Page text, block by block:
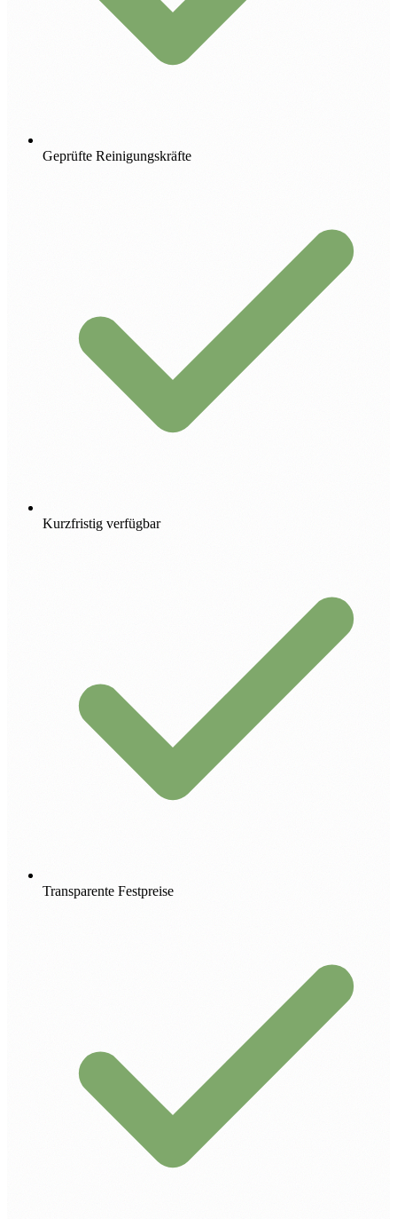
Geprüfte Reinigungskräfte
Kurzfristig verfügbar
Transparente Festpreise